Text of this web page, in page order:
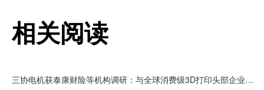
相关阅读
三协电机获泰康财险等机构调研：与全球消费级3D打印头部企业拓竹长期合作，有望获得大量新增客户需求